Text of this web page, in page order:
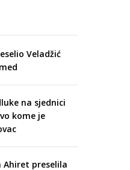
Veladžić
na sjednici
kome je
Ahiret preselila